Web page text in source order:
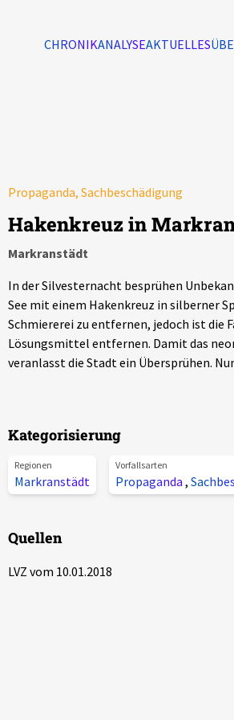
CHRONIKANALYSEAKTUELLES
Propaganda, Sachbeschädigung
Hakenkreuz in
Markranstädt
In der Silvesternacht besprühen
See mit einem Hakenkreuz in silberner
Schmiererei zu entfernen, jedoch ist die
Lösungsmittel entfernen. Damit das
veranlasst die Stadt ein Übersprühen.
Kategorisierung
Regionen
Markranstädt
Vorfallsarten
Propaganda ,
Quellen
LVZ vom 10.01.2018
Ereignisse